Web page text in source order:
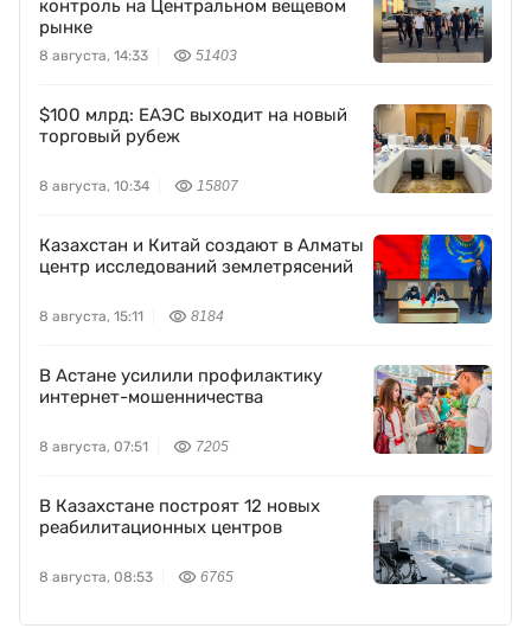
контроль на Центральном вещевом
рынке
8 августа, 14:33 51403
$100 млрд: ЕАЭС выходит на новый
торговый рубеж
8 августа, 10:34 15807
Казахстан и Китай создают в Алматы
центр исследований землетрясений
8 августа, 15:11 8184
В Астане усилили профилактику
интернет-мошенничества
8 августа, 07:51 7205
В Казахстане построят 12 новых
реабилитационных центров
8 августа, 08:53 6765